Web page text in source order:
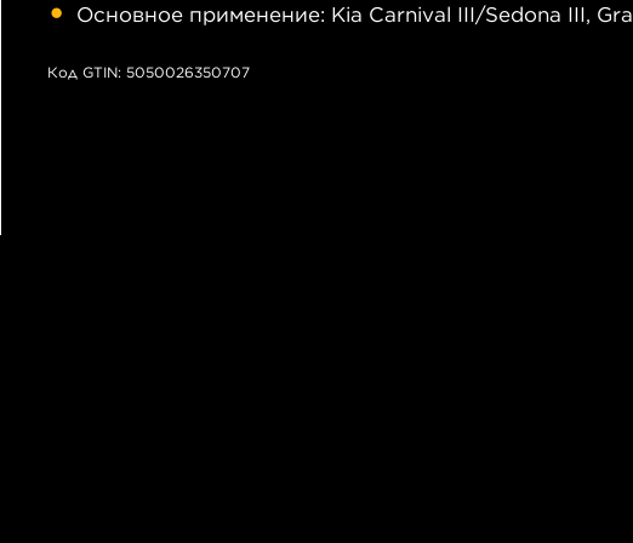
Основное применение: Kia Carnival III/Sedona III,
Код GTIN: 5050026350707